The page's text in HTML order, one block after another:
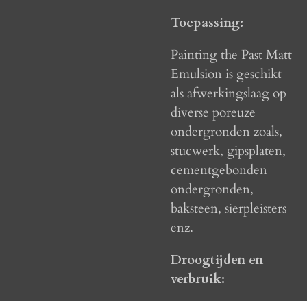
Toepassing:
Painting the Past Matt
Emulsion is geschikt
als afwerkingslaag op
diverse poreuze
ondergronden zoals,
stucwerk, gipsplaten,
cementgebonden
ondergronden,
baksteen, sierpleisters
enz.
Droogtijden en
verbruik: